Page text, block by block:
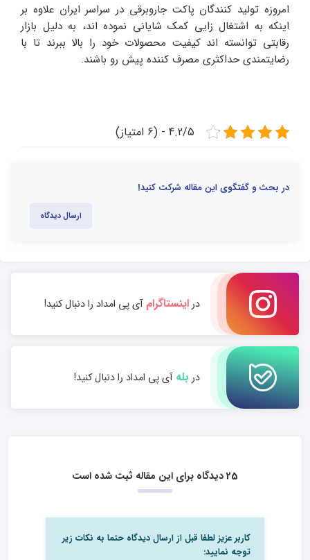
امروزه تولید کنندگان پاکت جاروبرقی در سراسر ایران علاوه بر
اینکه به اشتغال زایی کمک شایانی نموده اند، به دلیل بازار
رقابتی توانسته اند کیفیت محصولات خود را بالا ببرند تا با
رضایتمندی حداکثری مصرف کننده پیش رو باشند.
4.2/5 - (6 امتیاز)
در بحث و گفتگوی این مقاله شرکت کنید!
ارسال دیدگاه
دراینستاگرامآی پی امداد را دنبال کنید!
در بلهآی پی امداد را دنبال کنید!
25 دیدگاه برای این مقاله ثبت شده است
کاربر عزیز لطفا قبل از ارسال دیدگاه حتما به نکات زیر
توجه نمایید: